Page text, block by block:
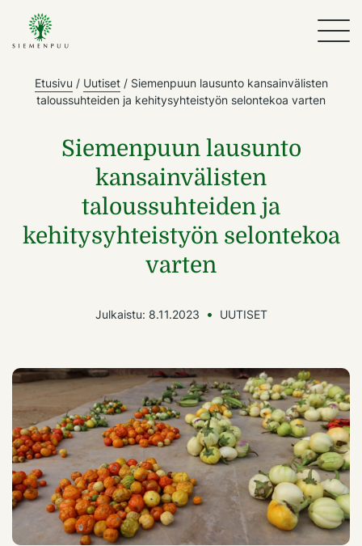
Etusivu / Uutiset/ Siemenpuun lausunto kansainvälisten
taloussuhteiden ja kehitysyhteistyön selontekoa varten
Siemenpuun lausunto
kansainvälisten
taloussuhteiden ja
kehitysyhteistyön selontekoa
varten
Julkaistu: 8.11.2023 UUTISET